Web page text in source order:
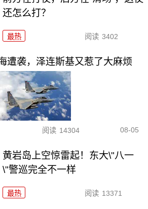
还怎么打？
最热 阅读 3402
遭袭，泽连斯基又惹了大麻烦
阅读 14304 08-05
黄岩岛上空惊雷起！东大\"八一
\"警巡完全不一样
最热 阅读 13371